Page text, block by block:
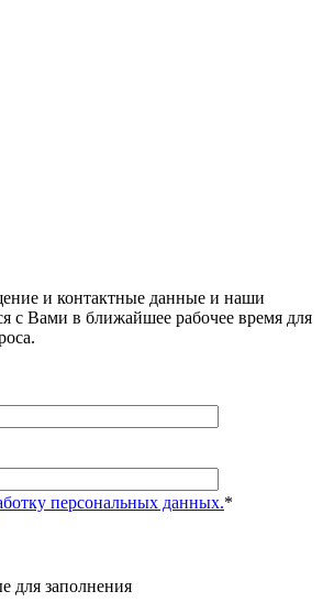
и контактные данные и наши
с Вами в ближайшее рабочее время для
персональных данных.*
для заполнения